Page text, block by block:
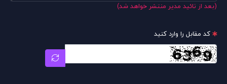
(بعد از تائید مدیر منتشر خواهد شد)
کد مقابل را وارد کنید